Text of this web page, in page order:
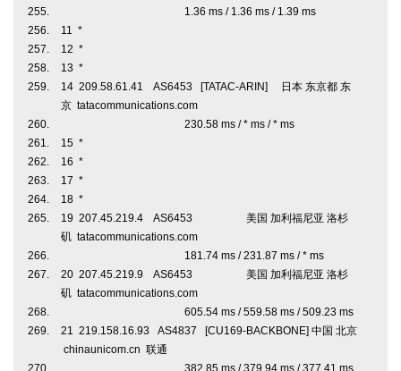
1.36 ms / 1.36 ms / 1.39 ms
11 *
12 *
13 *
14 209.58.61.41 AS6453 [TATAC-ARIN] 日本 东京都 东
京 tatacommunications.com
230.58 ms / * ms / * ms
15 *
16 *
17 *
18 *
19 207.45.219.4 AS6453 美国 加利福尼亚 洛杉
矶 tatacommunications.com
181.74 ms / 231.87 ms / * ms
20 207.45.219.9 AS6453 美国 加利福尼亚 洛杉
矶 tatacommunications.com
605.54 ms / 559.58 ms / 509.23 ms
21 219.158.16.93 AS4837 [CU169-BACKBONE] 中国 北京
chinaunicom.cn 联通
382.85 ms / 379.94 ms / 377.41 ms